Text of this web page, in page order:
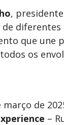
,
de
que une
os
março de
–